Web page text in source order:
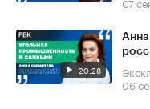
20:28
06